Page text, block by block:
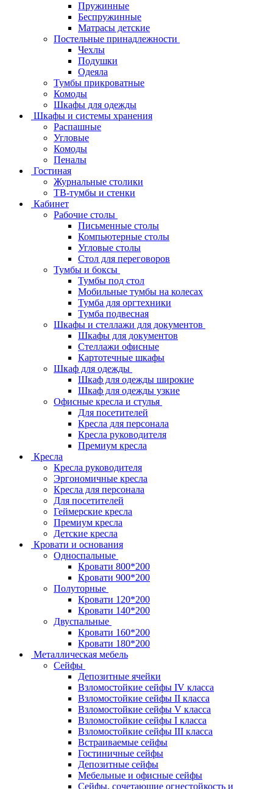
Пружинные
Беспружинные
Матрасы детские
Постельные принадлежности
Чехлы
Подушки
Одеяла
Тумбы прикроватные
Комоды
Шкафы для одежды
Шкафы и системы хранения
Распашные
Угловые
Комоды
Пеналы
Гостиная
Журнальные столики
ТВ‑тумбы и стенки
Кабинет
Рабочие столы
Письменные столы
Компьютерные столы
Угловые столы
Стол для переговоров
Тумбы и боксы
Тумбы под стол
Мобильные тумбы на колесах
Тумба для оргтехники
Тумба подвесная
Шкафы и стеллажи для документов
Шкафы для документов
Стеллажи офисные
Картотечные шкафы
Шкаф для одежды
Шкаф для одежды широкие
Шкаф для одежды узкие
Офисные кресла и стулья
Для посетителей
Кресла для персонала
Кресла руководителя
Премиум кресла
Кресла
Кресла руководителя
Эргономичные кресла
Кресла для персонала
Для посетителей
Геймерские кресла
Премиум кресла
Детские кресла
Кровати и основания
Односпальные
Кровати 800*200
Кровати 900*200
Полуторные
Кровати 120*200
Кровати 140*200
Двуспальные
Кровати 160*200
Кровати 180*200
Металлическая мебель
Сейфы
Депозитные ячейки
Взломостойкие сейфы IV класса
Взломостойкие сейфы II класса
Взломостойкие сейфы V класса
Взломостойкие сейфы I класса
Взломостойкие сейфы III класса
Встраиваемые сейфы
Гостиничные сейфы
Депозитные сейфы
Мебельные и офисные сейфы
Сейфы, сочетающие огнестойкость и